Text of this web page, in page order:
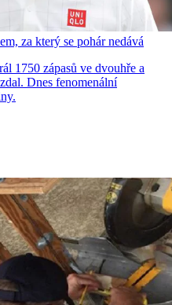
za který se pohár nedává
1750 zápasů ve dvouhře a
Dnes fenomenální